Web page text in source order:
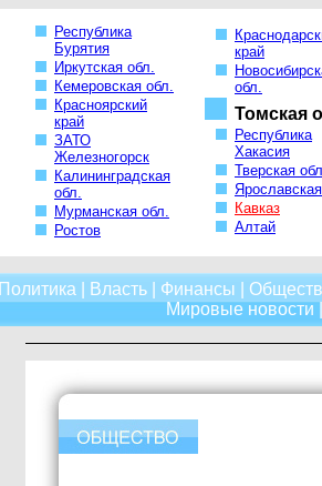
Республика
Бурятия
Иркутская обл.
Кемеровская обл.
Красноярский
край
ЗАТО
Железногорск
Калининградская
обл.
Мурманская обл.
Ростов
край
обл.
Томская
Республика
Хакасия
Тверская
Кавказ
Алтай
Политика Власть| Финансы
Мировые новости